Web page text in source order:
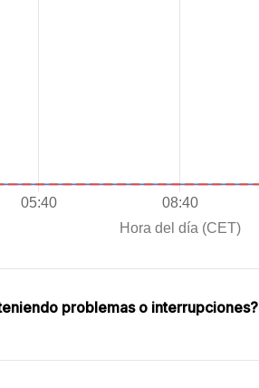
problemas o interrupciones?